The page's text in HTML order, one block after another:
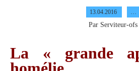
13.04.2016
Par Serviteur-ofs
La « grande